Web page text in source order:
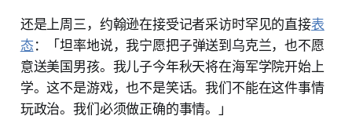
还是上周三，约翰逊在接受记者采访时罕见的直接表
态 ：「坦率地说，我宁愿把子弹送到乌克兰，也不愿
意送美国男孩。我儿子今年秋天将在海军学院开始上
学。这不是游戏，也不是笑话。我们不能在这件事情
玩政治。我们必须做正确的事情。」